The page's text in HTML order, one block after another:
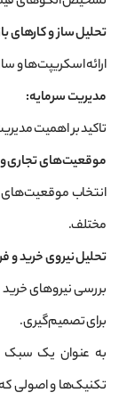
تحلیل ساز و کارهای
ارائه اسکریپت‌ها و
مدیریت سرمایه:
تاکید بر اهمیت
موقعیت‌های تجاری و
انتخاب موقعیت‌های
مختلف.
تحلیل نیروی خرید و
بررسی نیروهای خرید
برای تصمیم‌گیری.
تکنیک‌ها و اصولی